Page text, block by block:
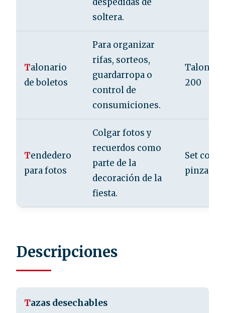
soltera.
Talonario
de boletos
Para organizar
rifas, sorteos,
guardarropa o
control de
consumiciones.
200
Tendedero
para fotos
Colgar fotos y
recuerdos como
parte de la
decoración de la
fiesta.
Set con
pinzas
Descripciones
Tazas desechables